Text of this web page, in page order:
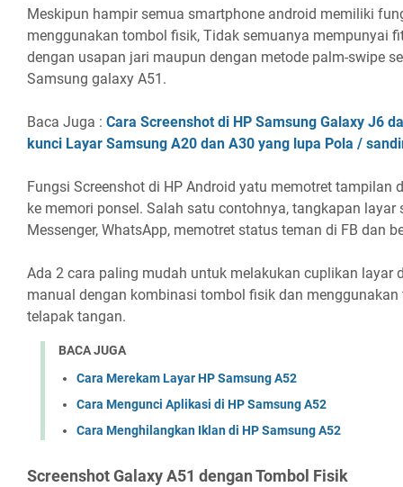
Meskipun hampir semua smartphone android memiliki
menggunakan tombol fisik, Tidak semuanya mempunyai
dengan usapan jari maupun dengan metode palm-swipe
Samsung galaxy A51.
Baca Juga : Cara Screenshot di HP Samsung Galaxy J6
kunci Layar Samsung A20 dan A30 yang lupa Pola /
Fungsi Screenshot di HP Android yatu memotret tampilan
ke memori ponsel. Salah satu contohnya, tangkapan
Messenger, WhatsApp, memotret status teman di FB dan
Ada 2 cara paling mudah untuk melakukan cuplikan layar
manual dengan kombinasi tombol fisik dan
telapak tangan.
BACA JUGA
Cara Merekam Layar HP Samsung A52
Cara Mengunci Aplikasi di HP Samsung A52
Cara Menghilangkan Iklan di HP Samsung A52
Screenshot Galaxy A51 dengan Tombol Fisik